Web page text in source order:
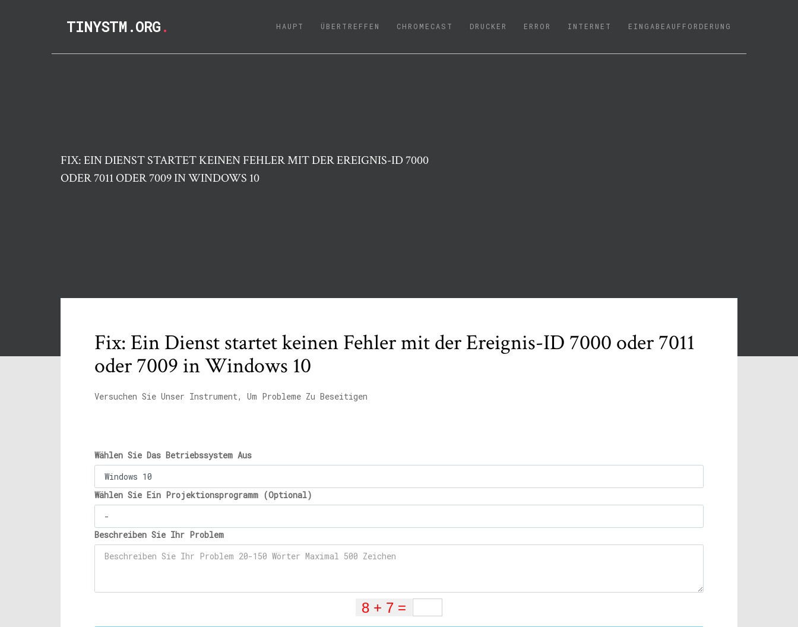
TINYSTM.ORG. HAUPT (CURRENT)
ÜBERTREFFEN CHROMECAST DRUCKER ERROR INTERNET EINGABEAUFFORDERUNG
FIX: EIN DIENST STARTET KEINEN FEHLER MIT DER EREIGNIS-ID 7000
ODER 7011 ODER 7009 IN WINDOWS 10
Fix: Ein Dienst startet keinen Fehler mit der Ereignis-ID 7000 oder 7011
oder 7009 in Windows 10
Versuchen Sie Unser Instrument, Um Probleme Zu Beseitigen
Wählen Sie Das Betriebssystem Aus
Wählen Sie Ein Projektionsprogramm (Optional)
Beschreiben Sie Ihr Problem